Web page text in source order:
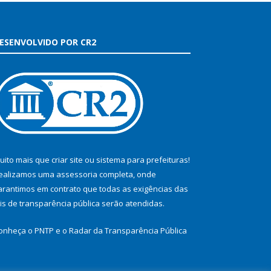
POR CR2
mais que criar site ou sistema para prefeituras!
uma assessoria completa, onde
em contrato que todas as exigências das
de transparência pública serão atendidas.
o PNTP e o Radar da Transparência Pública